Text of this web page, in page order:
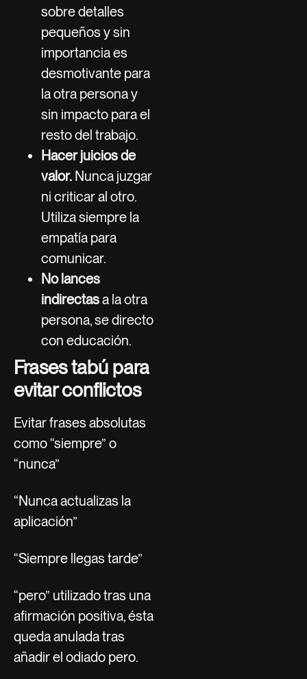
sobre detalles
pequeños y sin
importancia es
desmotivante para
la otra persona y
sin impacto para el
resto del trabajo.
Hacer juicios de
valor. Nunca juzgar
ni criticar al otro.
Utiliza siempre la
empatía para
comunicar.
No lances
indirectasa la otra
persona, se directo
con educación.
Frases tabú para
evitar conflictos
Evitar frases absolutas
como “siempre” o
“nunca”
“Nunca actualizas la
aplicación”
“Siempre llegas tarde”
“pero” utilizado tras una
afirmación positiva, ésta
queda anulada tras
añadir el odiado pero.